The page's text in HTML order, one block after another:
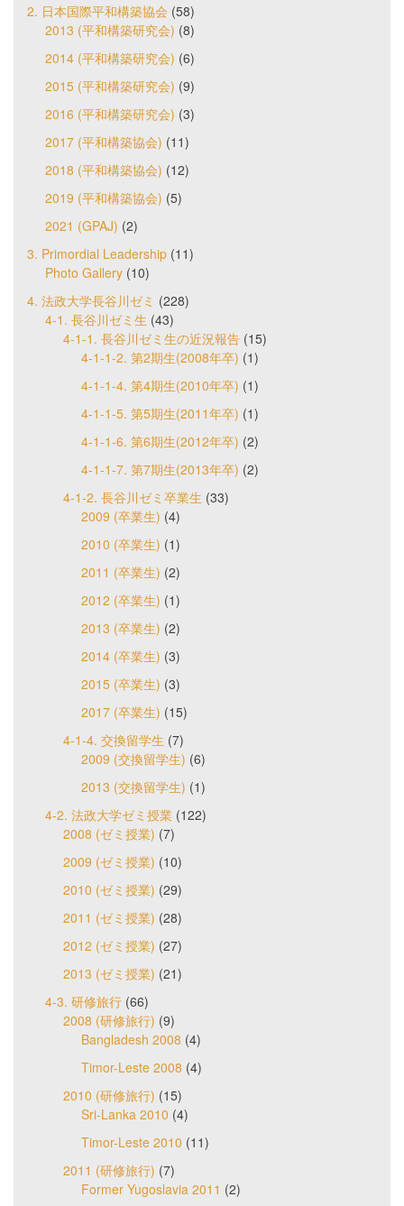
2. 日本国際平和構築協会 (58)
2013 (平和構築研究会) (8)
2014 (平和構築研究会) (6)
2015 (平和構築研究会) (9)
2016 (平和構築研究会) (3)
2017 (平和構築協会) (11)
2018 (平和構築協会) (12)
2019 (平和構築協会) (5)
2021 (GPAJ) (2)
3. Primordial Leadership (11)
Photo Gallery (10)
4. 法政大学長谷川ゼミ (228)
4-1. 長谷川ゼミ生 (43)
4-1-1. 長谷川ゼミ生の近況報告 (15)
4-1-1-2. 第2期生(2008年卒) (1)
4-1-1-4. 第4期生(2010年卒) (1)
4-1-1-5. 第5期生(2011年卒) (1)
4-1-1-6. 第6期生(2012年卒) (2)
4-1-1-7. 第7期生(2013年卒) (2)
4-1-2. 長谷川ゼミ卒業生 (33)
2009 (卒業生) (4)
2010 (卒業生) (1)
2011 (卒業生) (2)
2012 (卒業生) (1)
2013 (卒業生) (2)
2014 (卒業生) (3)
2015 (卒業生) (3)
2017 (卒業生) (15)
4-1-4. 交換留学生 (7)
2009 (交換留学生) (6)
2013 (交換留学生) (1)
4-2. 法政大学ゼミ授業 (122)
2008 (ゼミ授業) (7)
2009 (ゼミ授業) (10)
2010 (ゼミ授業) (29)
2011 (ゼミ授業) (28)
2012 (ゼミ授業) (27)
2013 (ゼミ授業) (21)
4-3. 研修旅行 (66)
2008 (研修旅行) (9)
Bangladesh 2008 (4)
Timor-Leste 2008 (4)
2010 (研修旅行) (15)
Sri-Lanka 2010 (4)
Timor-Leste 2010 (11)
2011 (研修旅行) (7)
Former Yugoslavia 2011 (2)